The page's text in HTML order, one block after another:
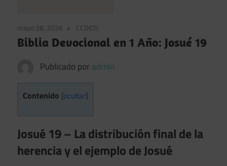
mayo 28, 2026 CCDIOS
Biblia Devocional en 1 Año: Josué 19
Publicado por admin
Contenido [ocultar]
Josué 19 – La distribución final de la
herencia y el ejemplo de Josué